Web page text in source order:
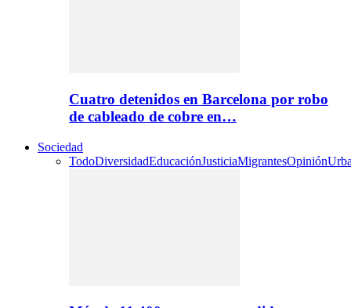
Cuatro detenidos en Barcelona por robo
de cableado de cobre en…
Sociedad
TodoDiversidadEducaciónJusticiaMigrantesOpinión